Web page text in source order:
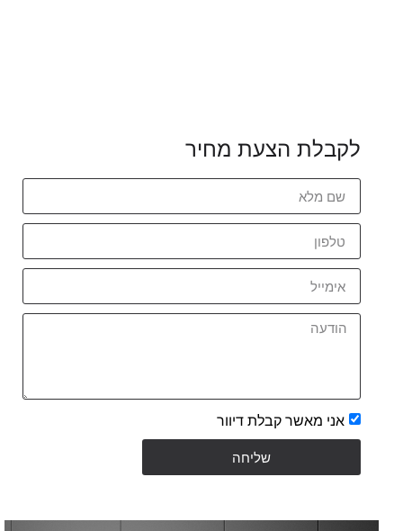
לקבלת הצעת מחיר
אני מאשר קבלת דיוור
שליחה